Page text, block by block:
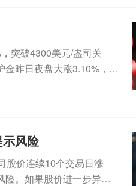
突破4300美元/盎司关
昨日夜盘大涨3.10%，今
风险
股价连续10个交易日涨
。如果股价进一步异常